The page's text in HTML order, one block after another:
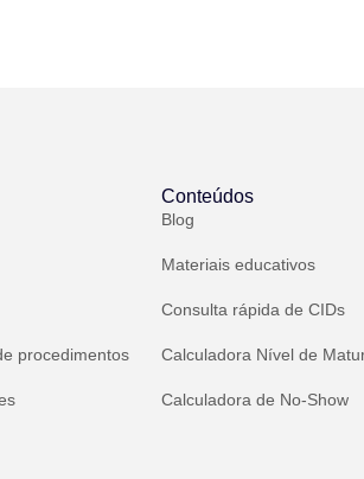
procedimentos
Conteúdos
Blog
Materiais educativos
Consulta rápida de CIDs
Calculadora Nível de
Calculadora de No-Show